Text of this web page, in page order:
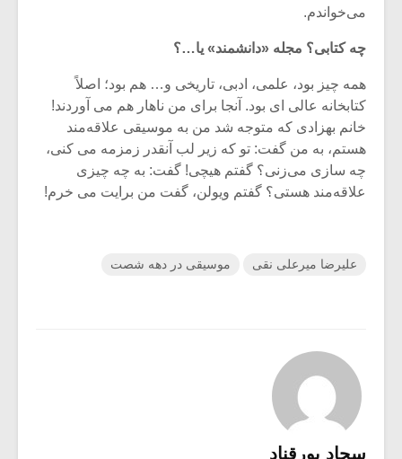
می‌‌خواندم.
چه کتابی؟ مجله «دانشمند» یا…؟
همه چیز بود، علمی، ادبی، تاریخی و… هم بود؛ اصلاً
کتابخانه عالی ای بود. آنجا برای من ناهار هم می‌ آوردند!
خانم بهزادی که متوجه شد من به موسیقی علاقه‌مند
هستم، به من گفت: تو که زیر لب آنقدر زمزمه می‌ کنی،
چه سازی می‌‌زنی؟ گفتم هیچی! گفت: به چه چیزی
علاقه‌مند هستی؟ گفتم ویولن، گفت من برایت می‌ خرم!
علیرضا میرعلی نقی موسیقی در دهه شصت
سجاد پورقناد